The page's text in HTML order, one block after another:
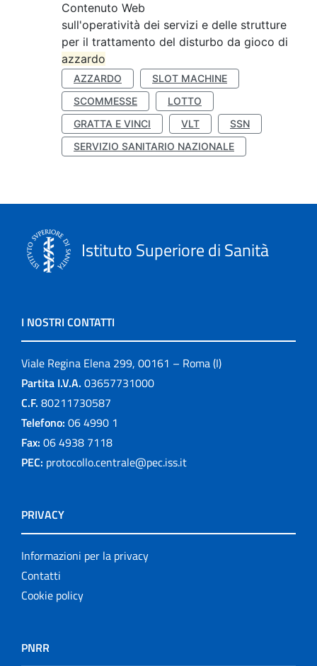
Contenuto Web
sull'operatività dei servizi e delle strutture
per il trattamento del disturbo da gioco di
azzardo
AZZARDO
SLOT MACHINE
SCOMMESSE
LOTTO
GRATTA E VINCI
VLT
SSN
SERVIZIO SANITARIO NAZIONALE
Istituto Superiore di Sanità
I NOSTRI CONTATTI
Viale Regina Elena 299, 00161 – Roma (I)
Partita I.V.A. 03657731000
C.F. 80211730587
Telefono: 06 4990 1
Fax: 06 4938 7118
PEC: protocollo.centrale@pec.iss.it
PRIVACY
Informazioni per la privacy
Contatti
Cookie policy
PNRR